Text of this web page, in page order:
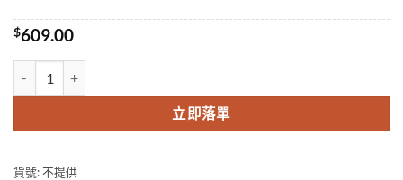
$609.00
立即落單
貨號:不提供